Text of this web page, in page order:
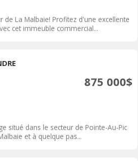
de La Malbaie! Profitez d'une excellente
cet immeuble commercial...
875 000$
situé dans le secteur de Pointe-Au-Pic
et à quelque pas...